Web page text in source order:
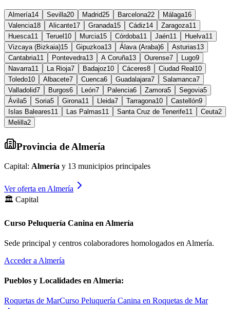
Almería14 Sevilla20 Madrid25 Barcelona22 Málaga16
Valencia18 Alicante17 Granada15 Cádiz14 Zaragoza11
Huesca11 Teruel 10 Murcia15 Córdoba11 Jaén11 Huelva11
Vizcaya (Bizkaia)15 Gipuzkoa13 Álava (Araba)6 Asturias13
Cantabria11 Pontevedra13 A Coruña13 Ourense7 Lugo9
Navarra11 La Rioja7 Badajoz10 Cáceres8 Ciudad Real 10
Toledo10 Albacete7 Cuenca6 Guadalajara7 Salamanca7
Valladolid7 Burgos6 León7 Palencia6 Zamora5 Segovia5
Ávila5 Soria5 Girona11 Lleida7 Tarragona10 Castellón9
Islas Baleares11 Las Palmas11 Santa Cruz de Tenerife11 Ceuta2
Melilla2
Provincia de Almería
Capital: Almería y 13 municipios principales
Ver oferta en Almería
🏛️ Capital
Curso Peluquería Canina en Almería
Sede principal y centros colaboradores homologados en Almería.
Acceder a Almería
Pueblos y Localidades en Almería:
Roquetas de MarCurso Peluquería Canina en Roquetas de Mar